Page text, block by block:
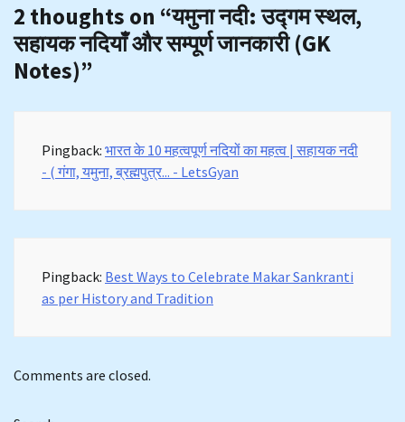
2 thoughts on “यमुना नदी: उद्गम स्थल,
सहायक नदियाँ और सम्पूर्ण जानकारी (GK
Notes)”
Pingback: भारत के 10 महत्वपूर्ण नदियों का महत्व | सहायक नदी
- ( गंगा, यमुना, ब्रह्मपुत्र... - LetsGyan
Pingback: Best Ways to Celebrate Makar Sankranti
as per History and Tradition
Comments are closed.